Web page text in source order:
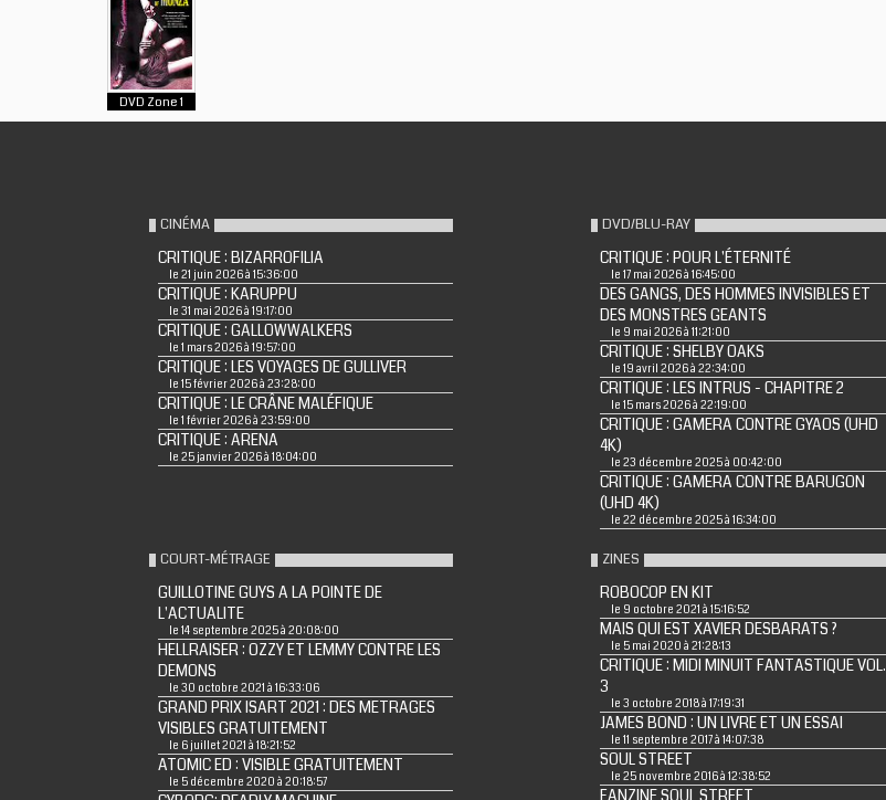
DVD Zone 1
CINÉMA
CRITIQUE : BIZARROFILIA
le 21 juin 2026 à 15:36:00
CRITIQUE : KARUPPU
le 31 mai 2026 à 19:17:00
CRITIQUE : GALLOWWALKERS
le 1 mars 2026 à 19:57:00
CRITIQUE : LES VOYAGES DE GULLIVER
le 15 février 2026 à 23:28:00
CRITIQUE : LE CRÂNE MALÉFIQUE
le 1 février 2026 à 23:59:00
CRITIQUE : ARENA
le 25 janvier 2026 à 18:04:00
DVD/BLU-RAY
CRITIQUE : POUR L'ÉTERNITÉ
le 17 mai 2026 à 16:45:00
DES GANGS, DES HOMMES INVISIBLES ET
DES MONSTRES GEANTS
le 9 mai 2026 à 11:21:00
CRITIQUE : SHELBY OAKS
le 19 avril 2026 à 22:34:00
CRITIQUE : LES INTRUS - CHAPITRE 2
le 15 mars 2026 à 22:19:00
CRITIQUE : GAMERA CONTRE GYAOS (UHD
4K)
le 23 décembre 2025 à 00:42:00
CRITIQUE : GAMERA CONTRE BARUGON
(UHD 4K)
le 22 décembre 2025 à 16:34:00
COURT-MÉTRAGE
GUILLOTINE GUYS A LA POINTE DE
L'ACTUALITE
le 14 septembre 2025 à 20:08:00
HELLRAISER : OZZY ET LEMMY CONTRE LES
DEMONS
le 30 octobre 2021 à 16:33:06
GRAND PRIX ISART 2021 : DES METRAGES
VISIBLES GRATUITEMENT
le 6 juillet 2021 à 18:21:52
ATOMIC ED : VISIBLE GRATUITEMENT
le 5 décembre 2020 à 20:18:57
ZINES
ROBOCOP EN KIT
le 9 octobre 2021 à 15:16:52
MAIS QUI EST XAVIER DESBARATS ?
le 5 mai 2020 à 21:28:13
CRITIQUE : MIDI MINUIT FANTASTIQUE VOL.
3
le 3 octobre 2018 à 17:19:31
JAMES BOND : UN LIVRE ET UN ESSAI
le 11 septembre 2017 à 14:07:38
SOUL STREET
le 25 novembre 2016 à 12:38:52